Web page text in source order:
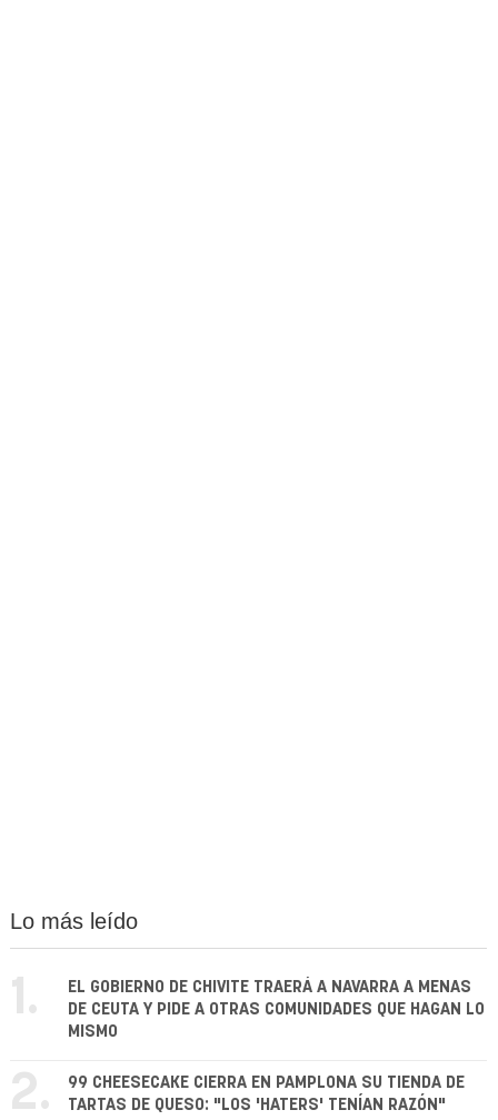
Lo más leído
1.
EL GOBIERNO DE CHIVITE TRAERÁ A NAVARRA A MENAS
DE CEUTA Y PIDE A OTRAS COMUNIDADES QUE HAGAN LO
MISMO
2.
99 CHEESECAKE CIERRA EN PAMPLONA SU TIENDA DE
TARTAS DE QUESO: "LOS 'HATERS' TENÍAN RAZÓN"